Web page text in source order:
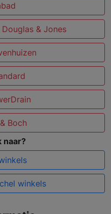
& Jones
Boch
naar?
winkels